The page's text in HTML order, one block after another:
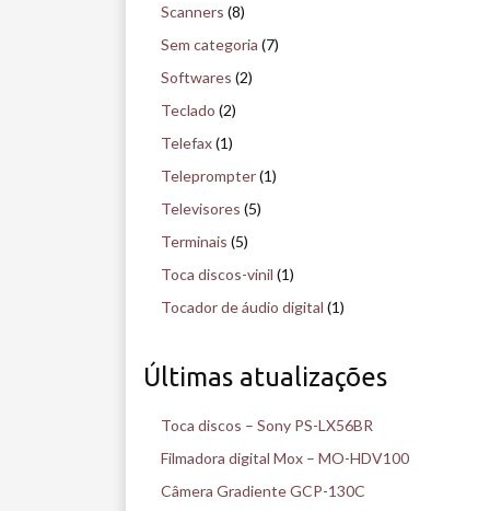
Scanners (8)
Sem categoria (7)
Softwares (2)
Teclado (2)
Telefax(1)
Teleprompter(1)
Televisores (5)
Terminais (5)
Toca discos-vinil (1)
Tocador de áudio digital (1)
Últimas atualizações
Toca discos – Sony PS-LX56BR
Filmadora digital Mox – MO-HDV100
Câmera Gradiente GCP-130C